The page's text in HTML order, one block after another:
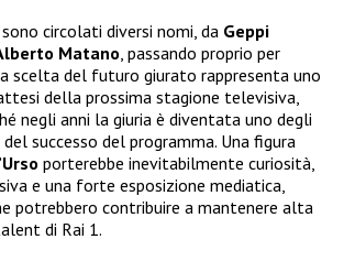
circolati diversi nomi, da Geppi
Matano, passando proprio per
scelta del futuro giurato rappresenta uno
della prossima stagione televisiva,
negli anni la giuria è diventata uno degli
successo del programma. Una figura
porterebbe inevitabilmente curiosità,
e una forte esposizione mediatica,
potrebbero contribuire a mantenere alta
di Rai 1.